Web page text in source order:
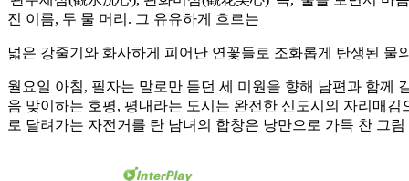
진 이름, 두 물 머리. 그 유유하게 흐르는
넓은 강줄기와 화사하게 피어난 연꽃들로 조화롭게 탄생된 물
월요일 아침, 필자는 말로만 듣던 세 미원을 향해 남편과 함께
음 맞이하는 호평, 평내라는 도시는 완전한 신도시의 자리매
로 달려가는 자전거를 탄 남녀의 합창은 낭만으로 가득 찬 그